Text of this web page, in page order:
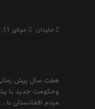
جاودان جولای 11, 2009
هفت سال پیش
وحکومت جدید با
مردم افغانستان با…